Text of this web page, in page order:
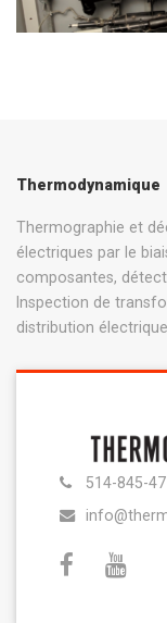
Thermodynamique
Thermographie et
électriques par le
composantes,
Inspection de
distribution
514-845-